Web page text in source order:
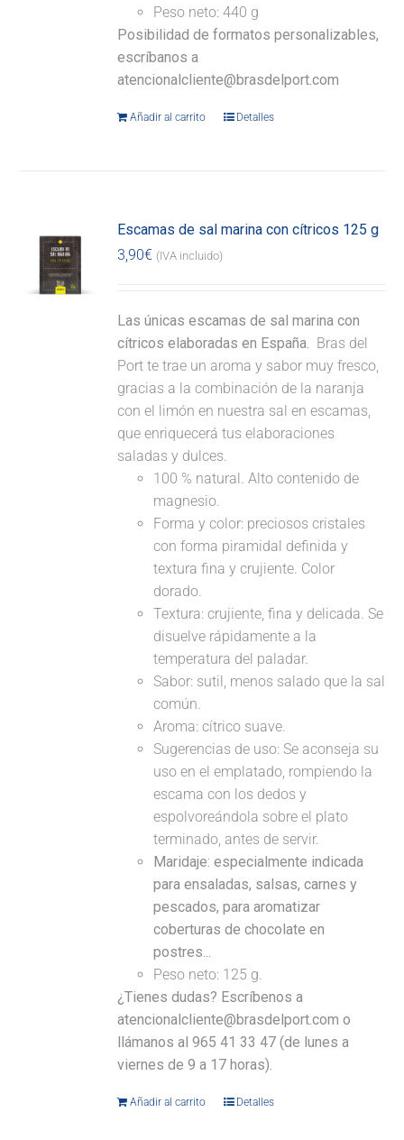
Peso neto: 440 g
Posibilidad de formatos personalizables,
escríbanos a
atencionalcliente@brasdelport.com
Añadir al carrito Detalles
Escamas de sal marina con cítricos 125 g
3,90€ (IVA incluido)
Las únicas escamas de sal marina con
cítricos elaboradas en España. Bras del
Port te trae un aroma y sabor muy fresco,
gracias a la combinación de la naranja
con el limón en nuestra sal en escamas,
que enriquecerá tus elaboraciones
saladas y dulces.
100 % natural. Alto contenido de
magnesio.
Forma y color: preciosos cristales
con forma piramidal definida y
textura fina y crujiente. Color
dorado.
Textura: crujiente, fina y delicada. Se
disuelve rápidamente a la
temperatura del paladar.
Sabor: sutil, menos salado que la sal
común.
Aroma: cítrico suave.
Sugerencias de uso: Se aconseja su
uso en el emplatado, rompiendo la
escama con los dedos y
espolvoreándola sobre el plato
terminado, antes de servir.
Maridaje: especialmente indicada
para ensaladas, salsas, carnes y
pescados, para aromatizar
coberturas de chocolate en
postres...
Peso neto: 125 g.
¿Tienes dudas? Escríbenos a
atencionalcliente@brasdelport.com o
llámanos al 965 41 33 47 (de lunes a
viernes de 9 a 17 horas).
Añadir al carrito Detalles